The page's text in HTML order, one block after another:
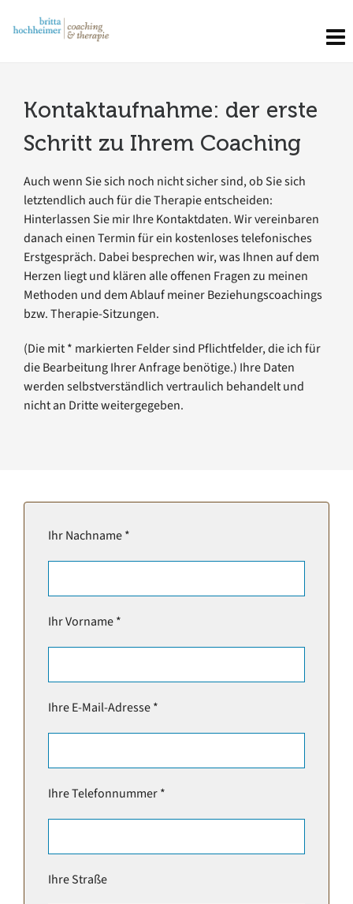
Kontaktaufnahme: der erste
Schritt zu Ihrem Coaching
Auch wenn Sie sich noch nicht sicher sind, ob Sie sich
letztendlich auch für die Therapie entscheiden:
Hinterlassen Sie mir Ihre Kontaktdaten. Wir vereinbaren
danach einen Termin für ein kostenloses telefonisches
Erstgespräch. Dabei besprechen wir, was Ihnen auf dem
Herzen liegt und klären alle offenen Fragen zu meinen
Methoden und dem Ablauf meiner Beziehungscoachings
bzw. Therapie-Sitzungen.
(Die mit * markierten Felder sind Pflichtfelder, die ich für
die Bearbeitung Ihrer Anfrage benötige.) Ihre Daten
werden selbstverständlich vertraulich behandelt und
nicht an Dritte weitergegeben.
Ihr Nachname *
Ihr Vorname *
Ihre E-Mail-Adresse *
Ihre Telefonnummer *
Ihre Straße